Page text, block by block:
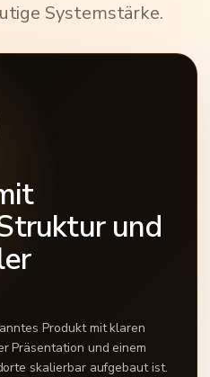
Systemstärke.
und
Produkt mit klaren
Präsentation und einem
skalierbar aufgebaut ist.